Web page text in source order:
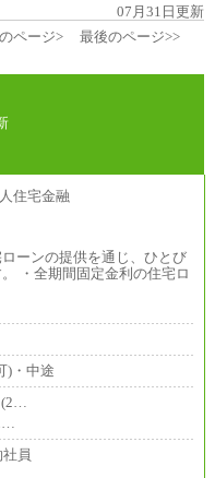
07月31日更新
ページ> 最後のページ>>
ーンの提供を通じ、ひとび
・全期間固定金利の住宅ロ
)・中途
…
員